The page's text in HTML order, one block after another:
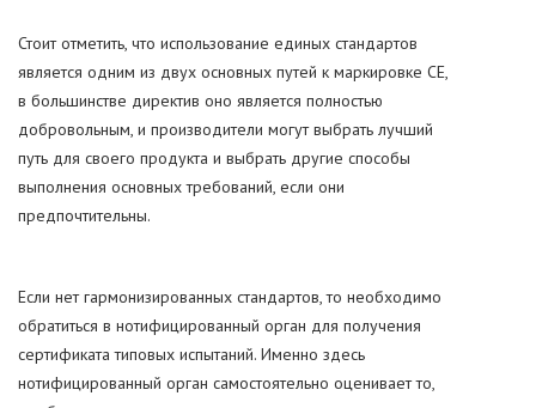
Стоит отметить, что использование единых стандартов
является одним из двух основных путей к маркировке CE,
в большинстве директив оно является полностью
добровольным, и производители могут выбрать лучший
путь для своего продукта и выбрать другие способы
выполнения основных требований, если они
предпочтительны.
Если нет гармонизированных стандартов, то необходимо
обратиться в нотифицированный орган для получения
сертификата типовых испытаний. Именно здесь
нотифицированный орган самостоятельно оценивает то,